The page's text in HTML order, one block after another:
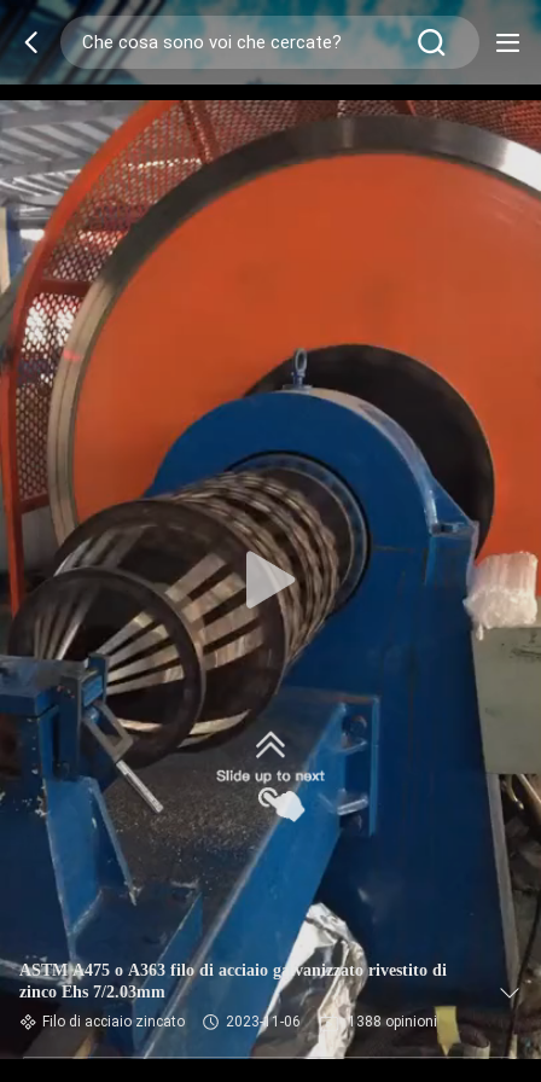
ASTM A475 o A363 filo di acciaio galvanizzato rivestito di
zinco Ehs 7/2.03mm
Filo di acciaio zincato 2023-11-06 1388 opinioni